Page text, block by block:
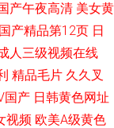
产午夜高清 美女黄
国产精品第12页 日
人三级视频在线
精品毛片 久久叉
国产 日韩黄色网址
视频 欧美A级黄色